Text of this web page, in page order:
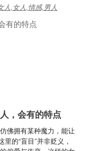
人,女人,情感,男人
，会有的特点
佛拥有某种魔力，能让
的“盲目”并非贬义，